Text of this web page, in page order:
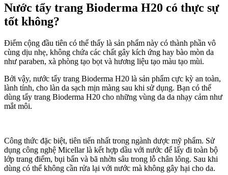
Nước tẩy trang Bioderma H20 có thực sự
tốt không?
Điểm cộng đầu tiên có thể thấy là sản phẩm này có thành phần vô
cùng dịu nhẹ, không chứa các chất gây kích ứng hay bào mòn da
như paraben, xà phòng tạo bọt và hương liệu tạo màu tạo mùi.
Bởi vậy, nước tẩy trang Bioderma H20 là sản phẩm cực kỳ an toàn,
lành tính, cho làn da sạch mịn màng sau khi sử dụng. Bạn có thể
dùng tẩy trang Bioderma H20 cho những vùng da da nhạy cảm như
mắt môi.
Công thức đặc biệt, tiên tiến nhất trong ngành dược mỹ phẩm. Sử
dụng công nghệ Micellar là kết hợp dầu với nước để lấy đi toàn bộ
lớp trang điểm, bụi bẩn và bã nhờn sâu trong lỗ chân lông. Sau khi
dùng có thể không cần rửa lại với nước mà không gây hại cho da.